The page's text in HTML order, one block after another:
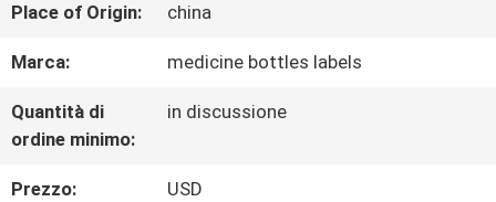
NOI
GIRO
DELLA
Place of Origin: china
Marca: medicine bottles labels
Quantità di
ordine minimo:
in discussione
Prezzo: USD